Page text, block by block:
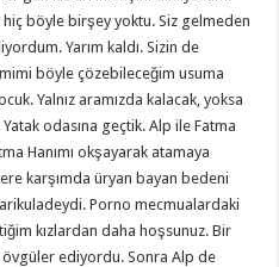
böyle birşey yoktu. Siz gelmeden
Yarım kaldı. Sizin de
böyle çözebileceğim usuma
Yalnız aramızda kalacak, yoksa
odasına geçtik. Alp ile Fatma
Hanımı okşayarak atamaya
karşımda üryan bayan bedeni
Porno mecmualardaki
kızlardan daha hoşsunuz. Bir
ediyordu. Sonra Alp de